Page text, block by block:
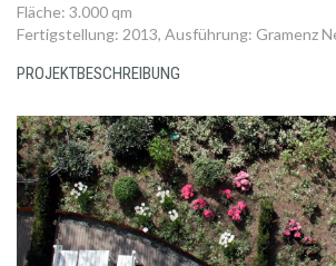
Fläche: 3.000 qm
Fertigstellung: 2013, Ausführung: Gramenz
PROJEKTBESCHREIBUNG